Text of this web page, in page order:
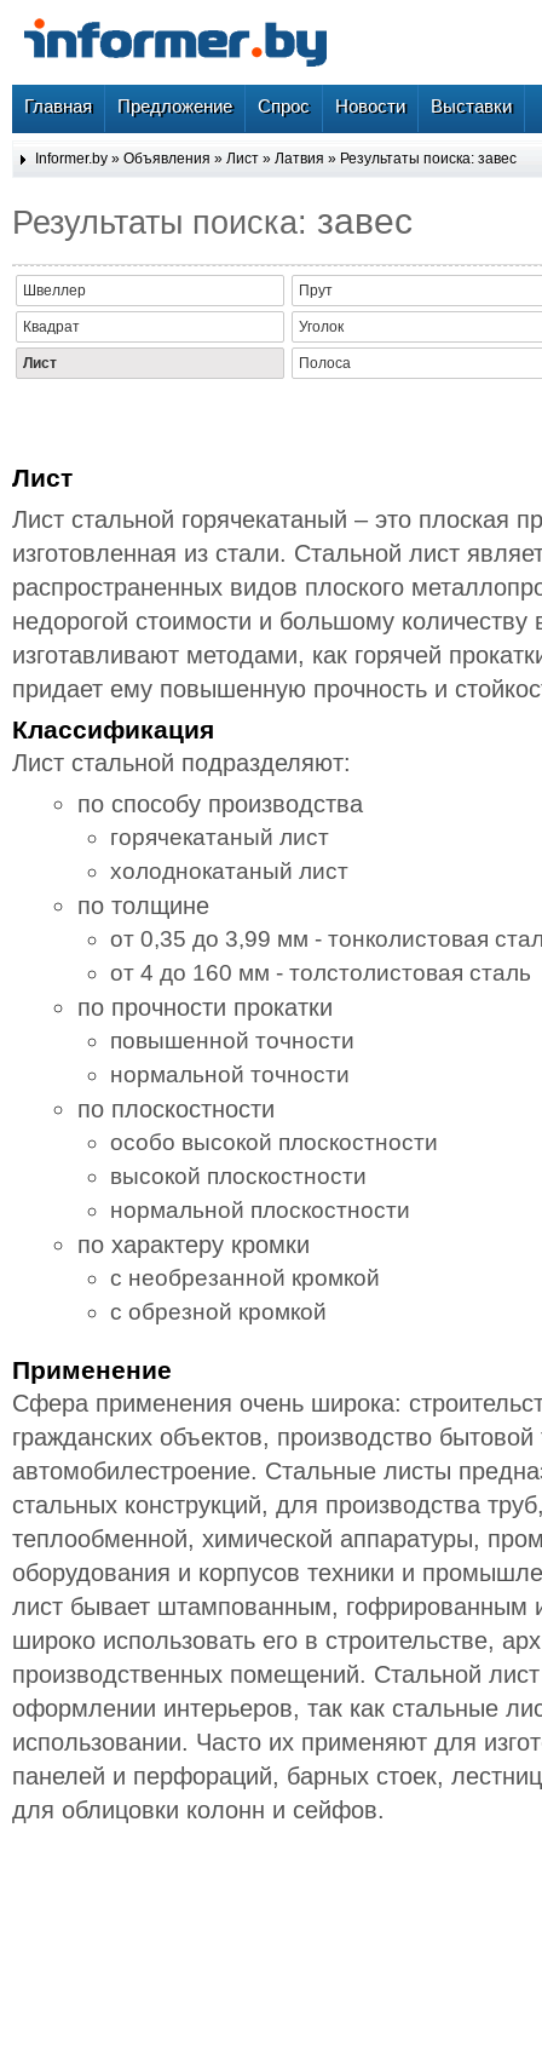
Главная Предложение Спрос Новости Выставки
Informer.by » Объявления » Лист » Латвия » Результаты поиска: завес
Результаты поиска: завес
Швеллер Прут
Квадрат Уголок
Лист Полоса
Лист
Лист стальной горячекатаный – это плоская
изготовленная из стали. Стальной лист
распространенных видов плоского
недорогой стоимости и большому количеству
изготавливают методами, как горячей
придает ему повышенную прочность и
Классификация
Лист стальной подразделяют:
по способу производства
горячекатаный лист
холоднокатаный лист
по толщине
от 0,35 до 3,99 мм - тонколистовая
от 4 до 160 мм - толстолистовая сталь
по прочности прокатки
повышенной точности
нормальной точности
по плоскостности
особо высокой плоскостности
высокой плоскостности
нормальной плоскостности
по характеру кромки
с необрезанной кромкой
с обрезной кромкой
Применение
Сфера применения очень широка:
гражданских объектов, производство бытовой
автомобилестроение. Стальные листы
стальных конструкций, для производства
теплообменной, химической аппаратуры,
оборудования и корпусов техники и
лист бывает штампованным, гофрированным
широко использовать его в строительстве,
производственных помещений. Стальной
оформлении интерьеров, так как стальные
использовании. Часто их применяют для
панелей и перфораций, барных стоек,
для облицовки колонн и сейфов.